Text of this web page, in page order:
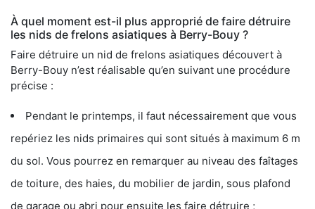
À quel moment est-il plus approprié de faire détruire
les nids de frelons asiatiques à Berry-Bouy ?
Faire détruire un nid de frelons asiatiques découvert à
Berry-Bouy n’est réalisable qu’en suivant une procédure
précise :
Pendant le printemps, il faut nécessairement que vous
repériez les nids primaires qui sont situés à maximum 6 m
du sol. Vous pourrez en remarquer au niveau des faîtages
de toiture, des haies, du mobilier de jardin, sous plafond
de garage ou abri pour ensuite les faire détruire ;